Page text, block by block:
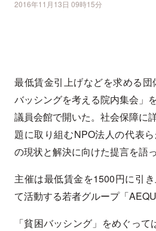
2016年11月13日 09時15分
最低賃金引上げなどを求める
バッシングを考える院内集会」
議員会館で開いた。社会保障に
題に取り組むNPO法人の代表
の現状と解決に向けた提言を語っ
主催は最低賃金を1500円に引
て活動する若者グループ「
「貧困バッシング」をめぐっ